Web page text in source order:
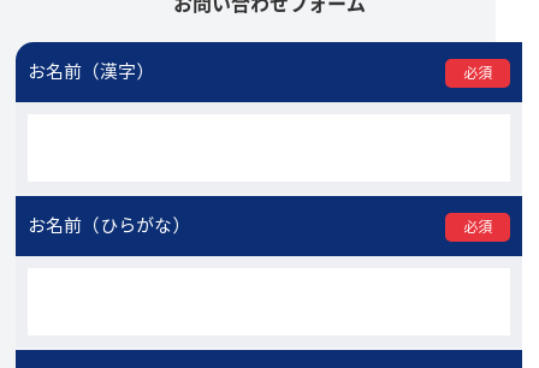
お名前（漢字） 必須
お名前（ひらがな） 必須